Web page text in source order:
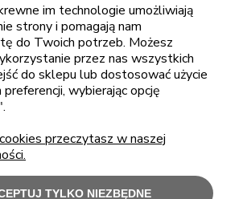
pon.-piąt.: 08:00-16:00
sklep@cebit.pl
ZAKUPY
POMOC
MOJE KONTO
im technologie umożliwiają
strony i pomagają nam
do Twoich potrzeb. Możesz
przez nas wszystkich
do sklepu lub dostosować użycie
wybierając opcję
przeczytasz w naszej
TYLKO NIEZBĘDNE